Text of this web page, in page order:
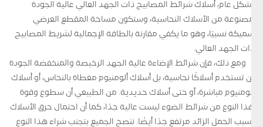
بشكل عام، أسلاك شرائط المصابيح ذات الجهد العالي عالية الجودة
مصنوعة من الأسلاك النحاسية، وستكون مساحة المقطع العرضي
سميكة نسبيًا، وهو ما يكفي مقارنة بالطاقة الإجمالية لشريط المصابيح
ذات الجهد العالي.
ومع ذلك، فإن شرائط الإضاءة عالية الجهد الرخيصة والمنخفضة الجودة
لن تستخدم أسلاكًا نحاسية، بل أسلاك ألومنيوم مغطاة بالنحاس، أو أسلاك
ألومنيوم مباشرة، أو حتى أسلاك حديدية. من الطبيعي أن سطوع وقوة
هذا النوع من شرائط الضوء ليست عالية جدًا، كما أن احتمال حرق الأسلاك
بسبب الحمل الزائد مرتفع جدًا أيضًا. ننصح الجميع بتجنب شراء هذا النوع